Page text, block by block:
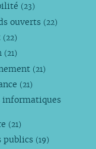
(23)
ouverts (22)
(22)
(21)
(21)
(21)
informatiques
(21)
publics (19)